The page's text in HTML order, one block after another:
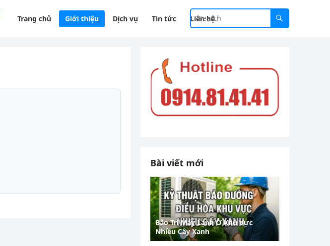
Trang chủ Giới thiệu Dịch vụ Tin tức Liên hệ
Bài viết mới
Bảo Trì Máy Lạnh Ở Khu Vực
Nhiều Cây Xanh